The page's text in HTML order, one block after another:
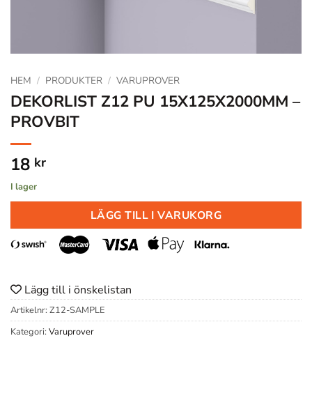
HEM / PRODUKTER / VARUPROVER
DEKORLIST Z12 PU 15X125X2000MM –
PROVBIT
18 kr
I lager
LÄGG TILL I VARUKORG
Lägg till i önskelistan
Artikelnr: Z12-SAMPLE
Kategori: Varuprover